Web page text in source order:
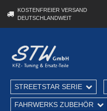
KOSTENFREIER VERSAND
DEUTSCHLANDWEIT
STREETSTAR SERIE
FAHRWERKS ZUBEHÖR